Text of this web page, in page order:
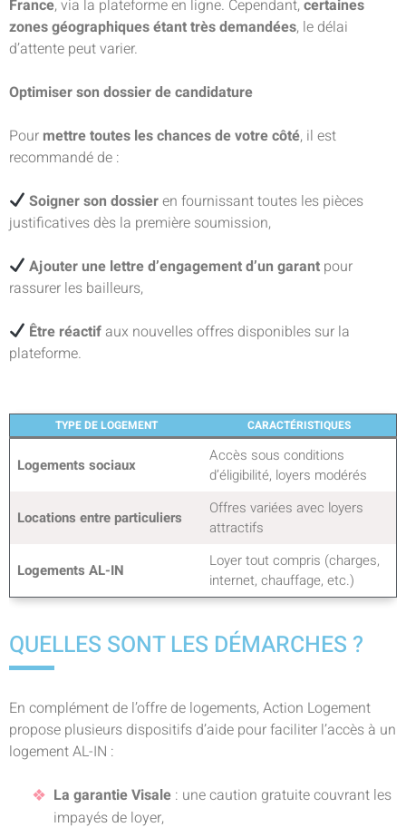
France, via la plateforme en ligne. Cependant,certaines
zones géographiques étant très demandées, le délai
d’attente peut varier.
Optimiser son dossier de candidature
Pour mettre toutes les chances de votre côté, il est
recommandé de :
Soigner son dossieren fournissant toutes les pièces
justificatives dès la première soumission,
Ajouter une lettre d’engagement d’un garant pour
rassurer les bailleurs,
Être réactif aux nouvelles offres disponibles sur la
plateforme.
TYPE DE LOGEMENT CARACTÉRISTIQUES
Logements sociaux
Accès sous conditions
d’éligibilité, loyers modérés
Locations entre particuliers
Offres variées avec loyers
attractifs
Logements AL-IN
Loyer tout compris (charges,
internet, chauffage, etc.)
QUELLES SONT LES DÉMARCHES ?
En complément de l’offre de logements, Action Logement
propose plusieurs dispositifs d’aide pour faciliter l’accès à un
logement AL-IN :
La garantie Visale : une caution gratuite couvrant les
impayés de loyer,